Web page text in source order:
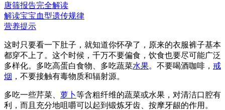
唐筛报告完全解读
解读宝宝血型遗传规律
营养提示
这时只要看一下肚子，就知道你怀孕了，原来的衣服裤子基本
都穿不上了。这个时候，千万不要偏食，饮食也要尽可能广泛
多样化。多吃高蛋白食物、多吃蔬菜水果。不要喝酒咖啡， 戒
烟 ，不要接触有毒物质和辐射源。
多吃一些芹菜、 萝卜等含粗纤维的蔬菜或水果，对清洁口腔有
利，而且充分地咀嚼可以起到锻炼牙齿、按摩牙龈的作用。